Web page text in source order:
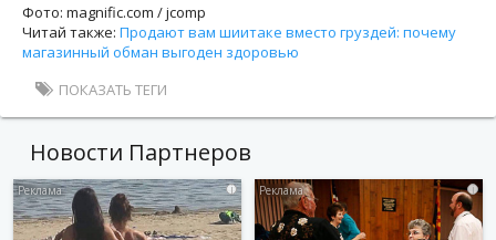
Фото: magnific.com / jcomp
Читай также: Продают вам шиитаке вместо груздей: почему
магазинный обман выгоден здоровью
ПОКАЗАТЬ ТЕГИ
Новости Партнеров
i i